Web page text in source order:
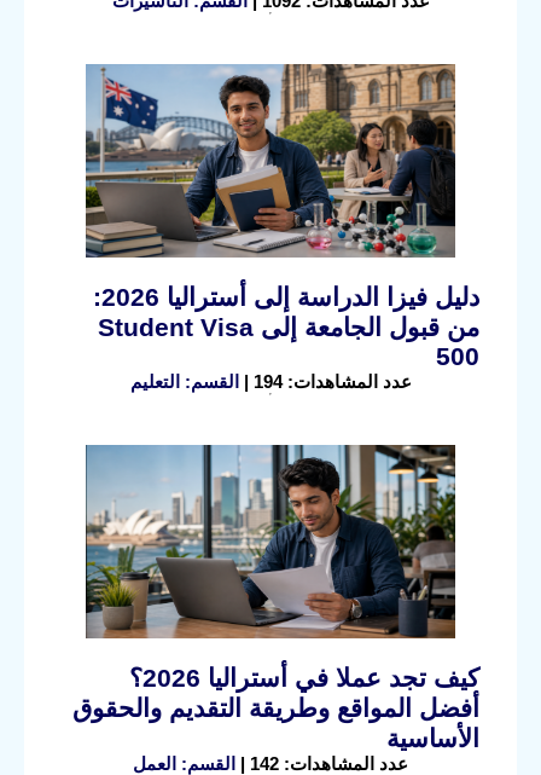
دليل فيزا الدراسة إلى أستراليا 2026:
من قبول الجامعة إلى Student Visa
500
عدد المشاهدات: 194 | القسم: التعليم
كيف تجد عملا في أستراليا 2026؟
أفضل المواقع وطريقة التقديم والحقوق
الأساسية
عدد المشاهدات: 142 | القسم: العمل